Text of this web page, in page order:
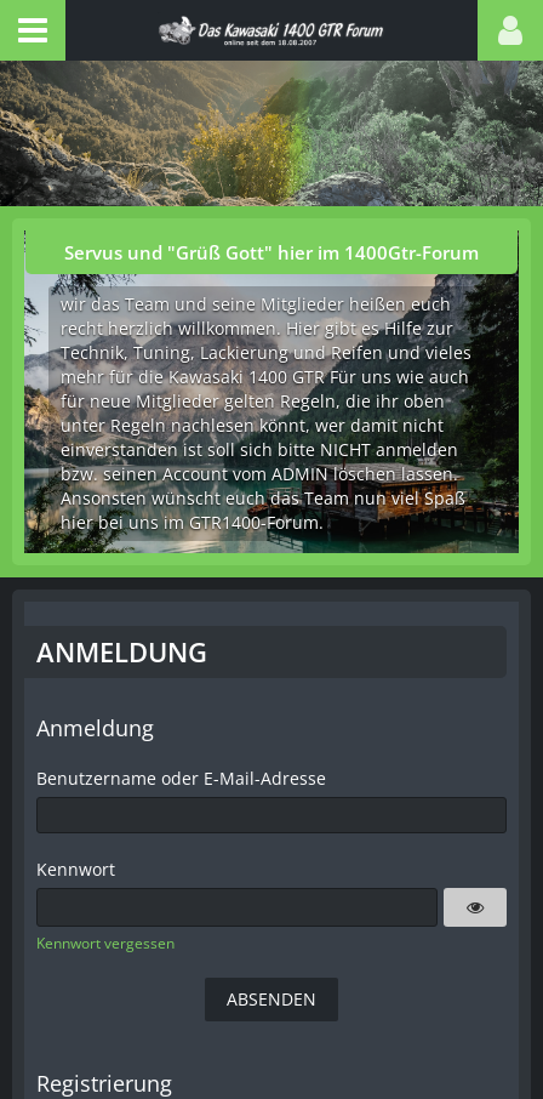
Servus und "Grüß Gott" hier im 1400Gtr-Forum
wir das Team und seine Mitglieder heißen euch
recht herzlich willkommen. Hier gibt es Hilfe zur
Technik, Tuning, Lackierung und Reifen und vieles
mehr für die Kawasaki 1400 GTR Für uns wie auch
für neue Mitglieder gelten Regeln, die ihr oben
unter Regeln nachlesen könnt, wer damit nicht
einverstanden ist soll sich bitte NICHT anmelden
bzw. seinen Account vom ADMIN löschen lassen.
Ansonsten wünscht euch das Team nun viel Spaß
hier bei uns im GTR1400-Forum.
ANMELDUNG
Anmeldung
Benutzername oder E-Mail-Adresse
Kennwort
Kennwort vergessen
Registrierung